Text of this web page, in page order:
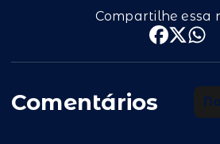
Compartilhe essa
Comentários